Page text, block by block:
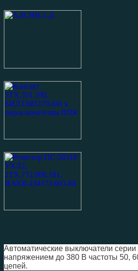
Автоматические выключатели серии
напряжением до 380 В частоты 50,
цепей.